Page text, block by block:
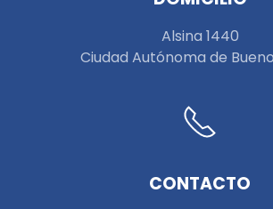
Alsina 1440
Ciudad Autónoma de
CONTACTO